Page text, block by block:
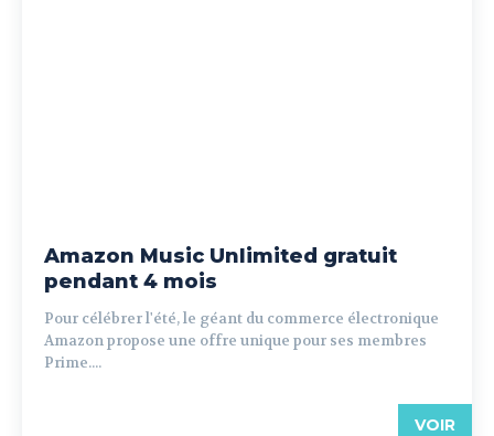
Amazon Music Unlimited gratuit
pendant 4 mois
Pour célébrer l'été, le géant du commerce électronique
Amazon propose une offre unique pour ses membres
Prime....
VOIR